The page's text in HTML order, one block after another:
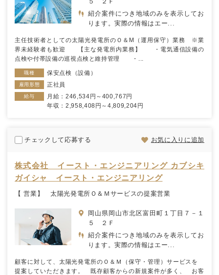
紹介案件につき地域のみを表示してお
ります。実際の情報はエー...
主任技術者としての太陽光発電所のＯ＆М（運用保守）業務 ※業
界未経験者も歓迎 【主な発電所内業務】 ・電気通信設備の
点検や付帯設備の巡視点検と維持管理 ・...
職種 保安点検（設備）
雇用形態 正社員
給与
月給：246,534円～400,767円
年収：2,958,408円～4,809,204円
チェックして応募する お気に入りに追加
株式会社 イースト・エンジニアリング カブシキ
ガイシャ イースト・エンジニアリング
【 営業】 太陽光発電所Ｏ＆Ｍサービスの提案営業
岡山県岡山市北区富田町１丁目７－１
５ ２Ｆ
紹介案件につき地域のみを表示してお
ります。実際の情報はエー...
顧客に対して、太陽光発電所のＯ＆Ｍ（保守・管理）サービスを
提案していただきます。 既存顧客からの新規案件が多く、 お客